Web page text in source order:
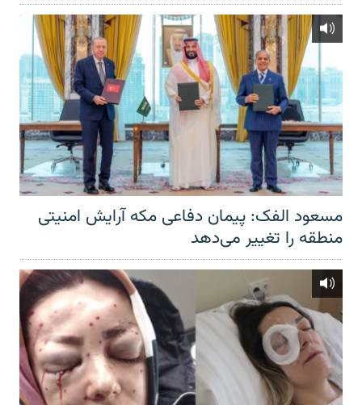
مسعود الفک: پیمان دفاعی مکه آرایش امنیتی
منطقه را تغییر می‌دهد